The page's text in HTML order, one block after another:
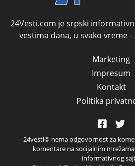
24Vesti.com je srpski
vestima dana, u svako vreme -
Marketing
Impresum
Kontakt
Politika
24vesti© nema odgovornost za
komentare na socijalnim
informativnog